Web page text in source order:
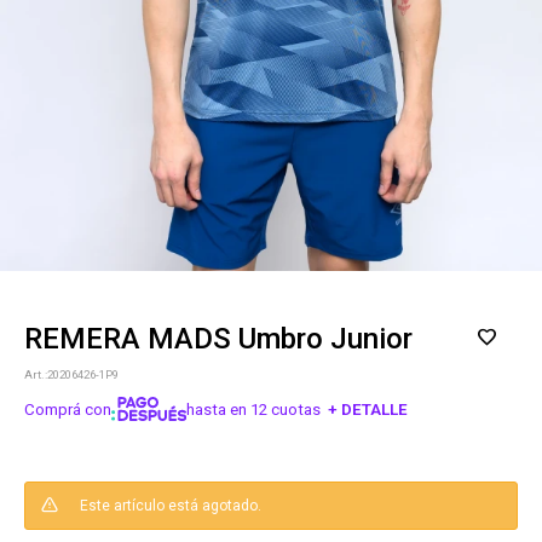
REMERA MADS Umbro Junior
20206426-1P9
Comprá con hasta en 12 cuotas + DETALLE
Este artículo está agotado.